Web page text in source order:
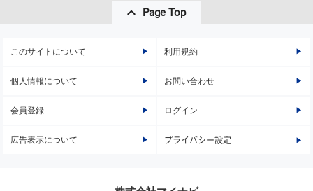
Page Top
このサイトについて 利用規約
個人情報について お問い合わせ
会員登録 ログイン
広告表示について プライバシー設定